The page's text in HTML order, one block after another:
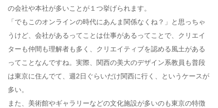
の会社や本社が多いことが１つ挙げられます。
「でもこのオンラインの時代にあんま関係なくね？」と思っちゃ
うけど、会社があるってことは仕事があるってことで、クリエイ
ターも仲間も理解者も多く、クリエイティブを認める風土がある
ってことなんですね。実際、関西の美大のデザイン系教員も普段
は東京に住んでて、週2日ぐらいだけ関西に行く、というケースが
多い。
また、美術館やギャラリーなどの文化施設が多いのも東京の特徴